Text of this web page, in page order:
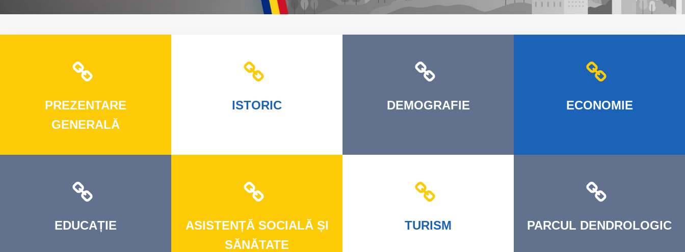
PREZENTARE
GENERALĂ
ISTORIC DEMOGRAFIE ECONOMIE
EDUCAȚIE ASISTENȚĂSOCIALĂ ȘI
SĂNĂTATE
TURISM PARCUL DENDROLOGIC